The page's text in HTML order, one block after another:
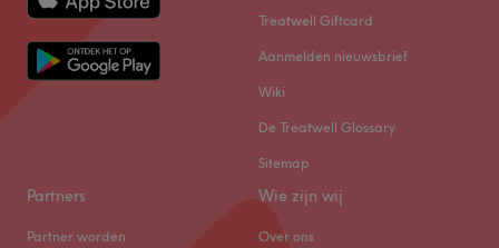
Treatwell Giftcard
Aanmelden nieuwsbrief
Wiki
De Treatwell Glossary
Sitemap
Partners
Partner worden
Wie zijn wij
Over ons